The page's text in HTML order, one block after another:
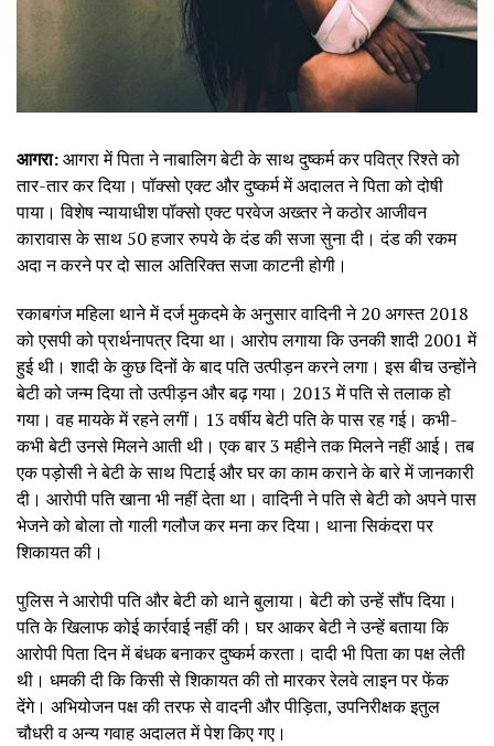
आगरा:आगरा में पिता ने नाबालिग बेटी के साथ दुष्कर्म कर पवित्र रिश्ते को
तार-तार कर दिया। पॉक्सो एक्ट और दुष्कर्म में अदालत ने पिता को दोषी
पाया। विशेष न्यायाधीश पॉक्सो एक्ट परवेज अख्तर ने कठोर आजीवन
कारावास के साथ 50 हजार रुपये के दंड की सजा सुना दी। दंड की रकम
अदा न करने पर दो साल अतिरिक्त सजा काटनी होगी।
रकाबगंज महिला थाने में दर्ज मुकदमे के अनुसार वादिनी ने 20 अगस्त 2018
को एसपी को प्रार्थनापत्र दिया था। आरोप लगाया कि उनकी शादी 2001 में
हुई थी। शादी के कुछ दिनों के बाद पति उत्पीड़न करने लगा। इस बीच उन्होंने
बेटी को जन्म दिया तो उत्पीड़न और बढ़ गया। 2013 में पति से तलाक हो
गया। वह मायके में रहने लगीं। 13 वर्षीय बेटी पति के पास रह गई। कभी-
कभी बेटी उनसे मिलने आती थी। एक बार 3 महीने तक मिलने नहीं आई। तब
एक पड़ोसी ने बेटी के साथ पिटाई और घर का काम कराने के बारे में जानकारी
दी। आरोपी पति खाना भी नहीं देता था। वादिनी ने पति से बेटी को अपने पास
भेजने को बोला तो गाली गलौज कर मना कर दिया। थाना सिकंदरा पर
शिकायत की।
पुलिस ने आरोपी पति और बेटी को थाने बुलाया। बेटी को उन्हें सौंप दिया।
पति के खिलाफ कोई कार्रवाई नहीं की। घर आकर बेटी ने उन्हें बताया कि
आरोपी पिता दिन में बंधक बनाकर दुष्कर्म करता। दादी भी पिता का पक्ष लेती
थी। धमकी दी कि किसी से शिकायत की तो मारकर रेलवे लाइन पर फेंक
देंगे। अभियोजन पक्ष की तरफ से वादनी और पीड़िता, उपनिरीक्षक इतुल
चौधरी व अन्य गवाह अदालत में पेश किए गए।